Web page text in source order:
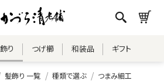
り つげ櫛 和装品 ギフト
髪飾り 一覧 種類で選ぶ
つまみ細工